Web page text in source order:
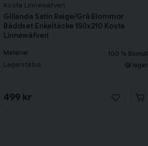
Kosta Linnewäfveri
Gillanda Satin Beige/Grå Blommor
Bäddset Enkeltäcke 150x210 Kosta
Linnewäfveri
Material 100 % Bomull
Lagerstatus I lager
499 kr